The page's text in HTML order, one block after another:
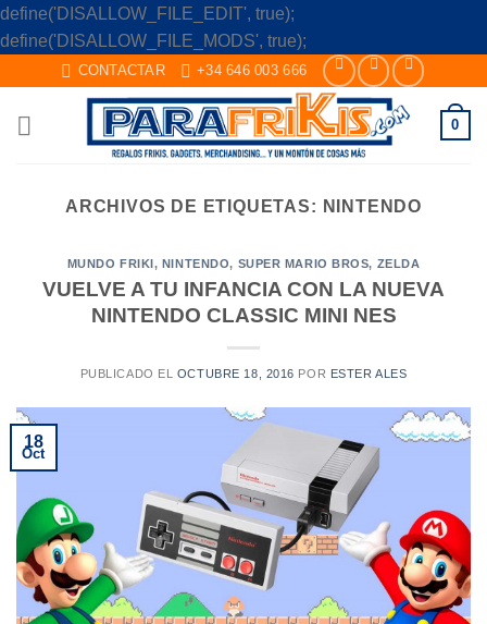
define('DISALLOW_FILE_EDIT', true);
define('DISALLOW_FILE_MODS', true);
to
content
CONTACTAR +34 646 003 666
0
ARCHIVOS DE ETIQUETAS: NINTENDO
MUNDO FRIKI, NINTENDO, SUPER MARIO BROS, ZELDA
VUELVE A TU INFANCIA CON LA NUEVA
NINTENDO CLASSIC MINI NES
PUBLICADO EL OCTUBRE 18, 2016 POR ESTER ALES
18
Oct